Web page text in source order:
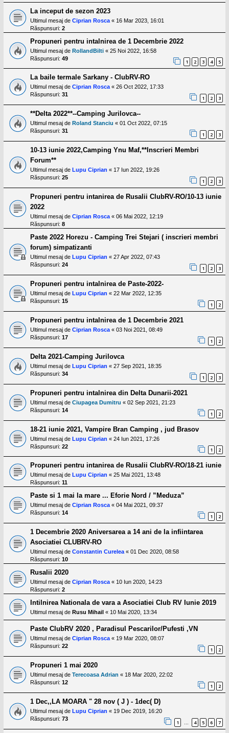
La inceput de sezon 2023
Ultimul mesaj de Ciprian Rosca « 16 Mar 2023, 16:01
Răspunsuri: 2
Propuneri pentru intalnirea de 1 Decembrie 2022
Ultimul mesaj de RollandBilti « 25 Noi 2022, 16:58
Răspunsuri: 49
1 2 3 4 5
La baile termale Sarkany - ClubRV-RO
Ultimul mesaj de Ciprian Rosca« 26 Oct 2022, 17:33
Răspunsuri: 31
1 2 3
**Delta 2022**--Camping Jurilovca--
Ultimul mesaj de Roland Stanciu « 01 Oct 2022, 07:15
Răspunsuri: 31
1 2 3
10-13 iunie 2022,Camping Ynu Maf,**Inscrieri Membri
Forum**
Ultimul mesaj de Lupu Ciprian « 17 Iun 2022, 19:26
Răspunsuri: 25
1 2 3
Propuneri pentru intanirea de Rusalii ClubRV-RO/10-13 iunie
2022
Ultimul mesaj de Ciprian Rosca « 06 Mai 2022, 12:19
Răspunsuri: 8
Paste 2022 Horezu - Camping Trei Stejari ( inscrieri membri
forum) simpatizanti
Ultimul mesaj de Lupu Ciprian « 27 Apr 2022, 07:43
Răspunsuri: 24
1 2 3
Propuneri pentru intalnirea de Paste-2022-
Ultimul mesaj de Lupu Ciprian « 22 Mar 2022, 12:35
Răspunsuri: 15
1 2
Propuneri pentru intalnirea de 1 Decembrie 2021
Ultimul mesaj de Ciprian Rosca « 03 Noi 2021, 08:49
Răspunsuri: 17
1 2
Delta 2021-Camping Jurilovca
Ultimul mesaj de Lupu Ciprian « 27 Sep 2021, 18:35
Răspunsuri: 34
1 2 3
Propuneri pentru intalnirea din Delta Dunarii-2021
Ultimul mesaj de Ciupagea Dumitru « 02 Sep 2021, 21:23
Răspunsuri: 14
1 2
18-21 iunie 2021, Vampire Bran Camping , jud Brasov
Ultimul mesaj de Lupu Ciprian « 24 Iun 2021, 17:26
Răspunsuri: 22
1 2
Propuneri pentru intanirea de Rusalii ClubRV-RO/18-21 iunie
Ultimul mesaj de Lupu Ciprian « 25 Mai 2021, 13:48
Răspunsuri: 11
Paste si 1 mai la mare ... Eforie Nord / ”Meduza”
Ultimul mesaj de Ciprian Rosca« 04 Mai 2021, 09:37
Răspunsuri: 14
1 2
1 Decembrie 2020 Aniversarea a 14 ani de la infiintarea
Asociatiei CLUBRV-RO
Ultimul mesaj de Constantin Curelea « 01 Dec 2020, 08:58
Răspunsuri: 10
Rusalii 2020
Ultimul mesaj de Ciprian Rosca « 10 Iun 2020, 14:23
Răspunsuri: 2
Intilnirea Nationala de vara a Asociatiei Club RV Iunie 2019
Ultimul mesaj de Rusu Mihail « 10 Mai 2020, 13:34
Paste ClubRV 2020 , Paradisul Pescarilor/Pufesti ,VN
Ultimul mesaj de Ciprian Rosca « 19 Mar 2020, 08:07
Răspunsuri: 22
1 2
Propuneri 1 mai 2020
Ultimul mesaj de Terecoasa Adrian « 18 Mar 2020, 22:02
Răspunsuri: 12
1 2
1 Dec,,LA MOARA " 28 nov ( J ) - 1dec( D)
Ultimul mesaj de Lupu Ciprian « 19 Dec 2019, 16:20
Răspunsuri: 73
1 … 4 5 6 7